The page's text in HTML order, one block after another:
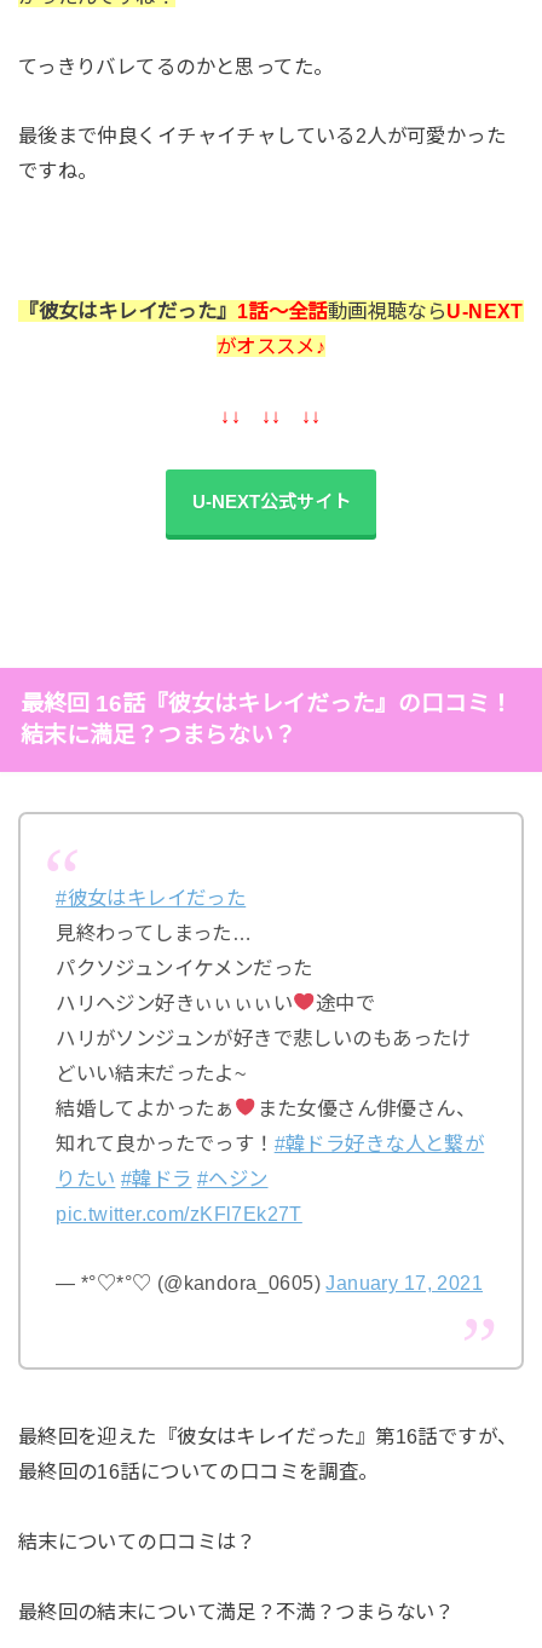
てっきりバレてるのかと思ってた。
最後まで仲良くイチャイチャしている2人が可愛かった
ですね。
『彼女はキレイだった』 1話～全話動画視聴ならU-NEXT
がオススメ♪
↓↓ ↓↓ ↓↓
U-NEXT公式サイト
最終回 16話『彼女はキレイだった』の口コミ！
結末に満足？つまらない？
#彼女はキレイだった
見終わってしまった…
パクソジュンイケメンだった
ハリヘジン好きぃぃぃぃい
途中で
ハリがソンジュンが好きで悲しいのもあったけ
どいい結末だったよ~
結婚してよかったぁ
また女優さん俳優さん、
知れて良かったでっす！ #韓ドラ好きな人と繋が
りたい #韓ドラ #ヘジン
pic.twitter.com/zKFl7Ek27T
— *°♡*°♡ (@kandora_0605)January 17, 2021
最終回を迎えた『彼女はキレイだった』第16話ですが、
最終回の16話についての口コミを調査。
結末についての口コミは？
最終回の結末について満足？不満？つまらない？